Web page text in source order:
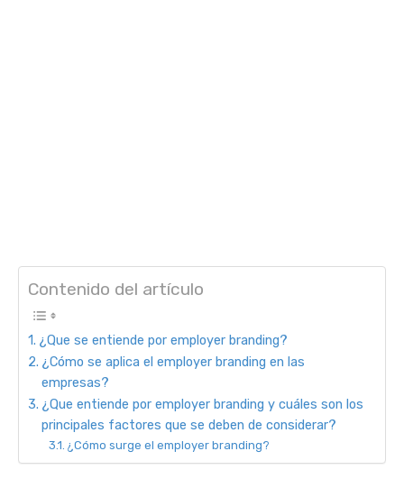
Contenido del artículo
¿Que se entiende por employer branding?
¿Cómo se aplica el employer branding en las
empresas?
¿Que entiende por employer branding y cuáles son los
principales factores que se deben de considerar?
¿Cómo surge el employer branding?